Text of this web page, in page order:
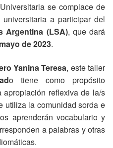
se complace de
a participar del
Argentina (LSA), que dará
de 2023.
Yanina Teresa, este taller
o tiene como propósito
reflexiva de la/s
utiliza la comunidad sorda e
aprenderán vocabulario y
a palabras y otras